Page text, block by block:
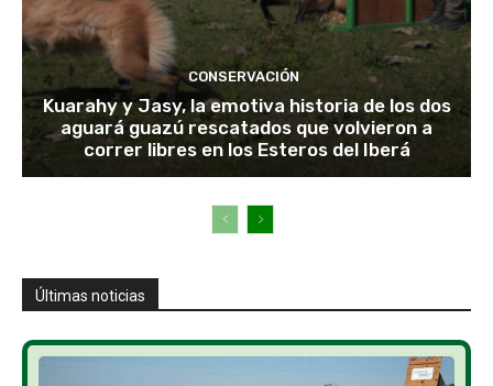
CONSERVACIÓN
Kuarahy y Jasy, la emotiva historia de los dos
aguará guazú rescatados que volvieron a
correr libres en los Esteros del Iberá
Últimas noticias